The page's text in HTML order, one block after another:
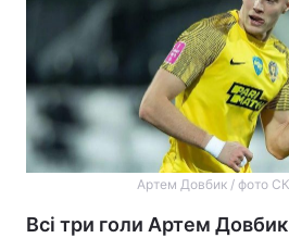
Артем Довбик / фото
Всі три голи Артем